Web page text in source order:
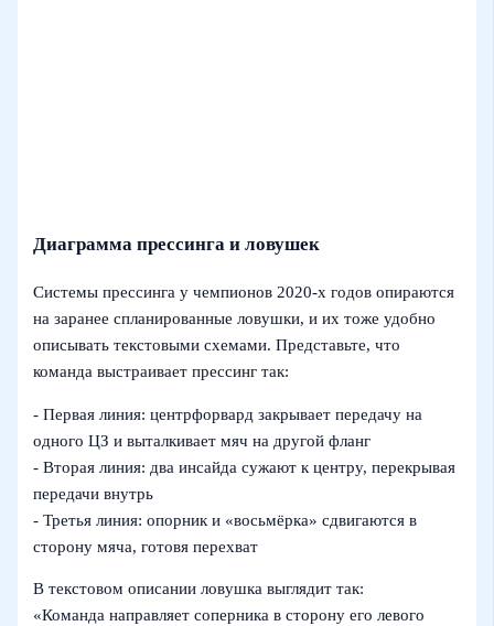
Диаграмма прессинга и ловушек
Системы прессинга у чемпионов 2020‑х годов опираются
на заранее спланированные ловушки, и их тоже удобно
описывать текстовыми схемами. Представьте, что
команда выстраивает прессинг так:
- Первая линия: центрфорвард закрывает передачу на
одного ЦЗ и выталкивает мяч на другой фланг
- Вторая линия: два инсайда сужают к центру, перекрывая
передачи внутрь
- Третья линия: опорник и «восьмёрка» сдвигаются в
сторону мяча, готовя перехват
В текстовом описании ловушка выглядит так:
«Команда направляет соперника в сторону его левого